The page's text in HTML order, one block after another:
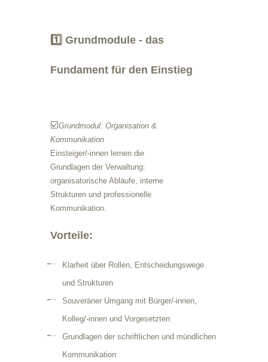
1️⃣ Grundmodule - das
Fundament für den Einstieg
☑️Grundmodul: Organisation &
Kommunikation
Einsteiger/-innen lernen die
Grundlagen der Verwaltung:
organisatorische Abläufe, interne
Strukturen und professionelle
Kommunikation.
Vorteile:
Klarheit über Rollen, Entscheidungswege
und Strukturen
Souveräner Umgang mit Bürger/-innen,
Kolleg/-innen und Vorgesetzten
Grundlagen der schriftlichen und mündlichen
Kommunikation